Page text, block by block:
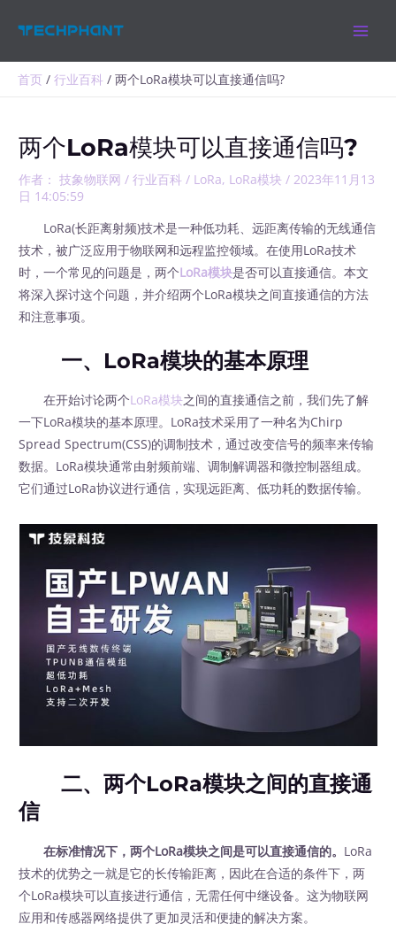
首页 行业百科 两个LoRa模块可以直接通信吗?
两个LoRa模块可以直接通信吗?
作者： 技象物联网/行业百科 / LoRa, LoRa模块 /2023年11月13
日 14:05:59
LoRa(长距离射频)技术是一种低功耗、远距离传输的无线通信
技术，被广泛应用于物联网和远程监控领域。在使用LoRa技术
时，一个常见的问题是，两个LoRa模块是否可以直接通信。本文
将深入探讨这个问题，并介绍两个LoRa模块之间直接通信的方法
和注意事项。
一、LoRa模块的基本原理
在开始讨论两个LoRa模块之间的直接通信之前，我们先了解
一下LoRa模块的基本原理。LoRa技术采用了一种名为Chirp
Spread Spectrum(CSS)的调制技术，通过改变信号的频率来传输
数据。LoRa模块通常由射频前端、调制解调器和微控制器组成。
它们通过LoRa协议进行通信，实现远距离、低功耗的数据传输。
二、两个LoRa模块之间的直接通
信
在标准情况下，两个LoRa模块之间是可以直接通信的。 LoRa
技术的优势之一就是它的长传输距离，因此在合适的条件下，两
个LoRa模块可以直接进行通信，无需任何中继设备。这为物联网
应用和传感器网络提供了更加灵活和便捷的解决方案。